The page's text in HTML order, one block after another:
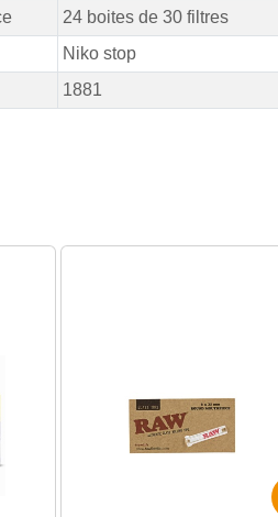
24 boites de 30 filtres
Niko stop
1881